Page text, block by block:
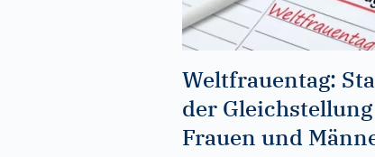
Weltfrauentag:
der
Frauen und